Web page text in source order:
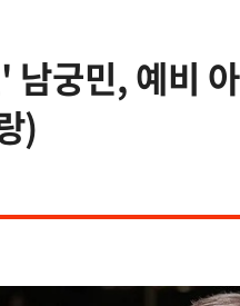
궁민, 예비
)